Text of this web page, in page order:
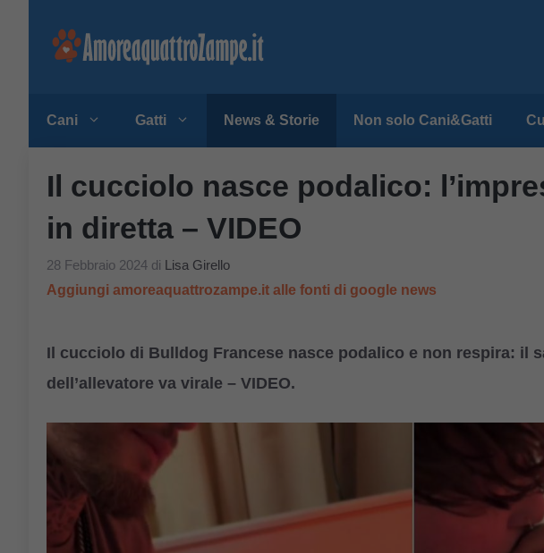
Cani Gatti News & Storie Non solo Cani&Gatti
Il cucciolo nasce podalico:
in diretta – VIDEO
28 Febbraio 2024 di Lisa Girello
Aggiungi amoreaquattrozampe.it alle fonti di google news
Il cucciolo di Bulldog Francese nasce podalico e non respira: il
dell’allevatore va virale – VIDEO.